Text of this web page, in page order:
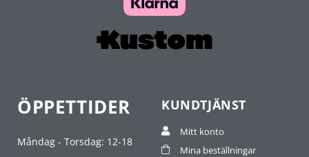
ÖPPETTIDER
Måndag - Torsdag: 12-18
KUNDTJÄNST
Mitt konto
Mina beställningar